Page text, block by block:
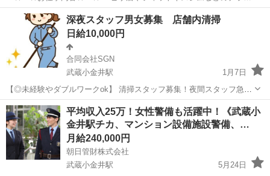
を ポストへ投函するお仕事です♪ チラシ配布量は相談しながら決める
ことができます◎ 難しいことは一切なし！未経験者でも気軽に始めら
れます！ ＊★...
東京 小金井市 武蔵小金井駅 ポスティング スタッフ
深夜スタッフ男女募集 店舗内清掃
日給10,000円
合同会社SGN
武蔵小金井駅
1月7日
【◎未経験やダブルワークok】 清掃スタッフ募集！夜間スタッフ急募
平均勤務時間 23時〜5時 日給8000円〜10000円 女性スタッフが多いの
が特徴です。 明るい雰囲気の会社です。 未経験の方でもあんしんで
す。 週...
東京 府中市 武蔵小金井駅 清掃 スタッフ
平均収入25万！女性警備も活躍中！《武蔵小
金井駅チカ、マンション設備施設警備、…
月給240,000円
朝日管財株式会社
武蔵小金井駅
5月24日